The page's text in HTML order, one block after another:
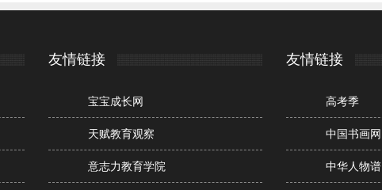
友情链接
宝宝成长网
天赋教育观察
意志力教育学院
友情链接
高考季
中国书画网
中华人物谱